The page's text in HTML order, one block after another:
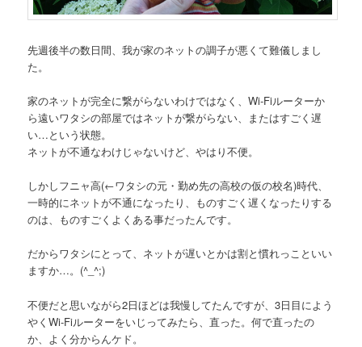
先週後半の数日間、我が家のネットの調子が悪くて難儀しまし
た。
家のネットが完全に繋がらないわけではなく、Wi-Fiルーターか
ら遠いワタシの部屋ではネットが繋がらない、またはすごく遅
い…という状態。
ネットが不通なわけじゃないけど、やはり不便。
しかしフニャ高(←ワタシの元・勤め先の高校の仮の校名)時代、
一時的にネットが不通になったり、ものすごく遅くなったりする
のは、ものすごくよくある事だったんです。
だからワタシにとって、ネットが遅いとかは割と慣れっこといい
ますか…。(^_^;)
不便だと思いながら2日ほどは我慢してたんですが、3日目によう
やくWi-Fiルーターをいじってみたら、直った。何で直ったの
か、よく分からんケド。